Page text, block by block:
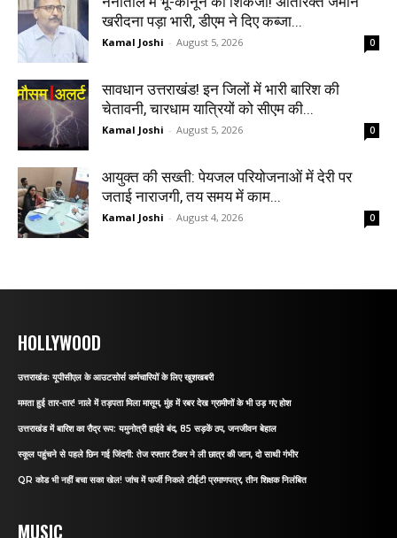
खरीदना पड़ा भारी, डीएम ने दिए कब्जा...
Kamal Joshi - August 5, 2026 0
सावधान उत्तराखंड! इन जिलों में भारी बारिश की
चेतावनी, चारधाम यात्रियों को सीएम की...
Kamal Joshi - August 5, 2026 0
आयुक्त की सख्ती: पेयजल परियोजनाओं में देरी पर
जताई नाराजगी, तय समय में काम...
Kamal Joshi - August 4, 2026 0
HOLLYWOOD
उत्तराखंडः यूपीसीएल के आउटसोर्स कर्मचारियों के लिए खुशखबरी
ममता हुई तार-तार! नाले में तड़पता मिला मासूम, मुंह में रबर देख ग्रामीणों के भी उड़ गए होश
उत्तराखंड में बारिश का रौद्र रूप: यमुनोत्री हाईवे बंद, 85 सड़कें ठप, जनजीवन बेहाल
स्कूल पहुंचने से पहले छिन गई जिंदगी: तेज रफ्तार टैंकर ने ली छात्र की जान, दो साथी गंभीर
QR कोड भी नहीं बचा सका खेल! जांच में फर्जी निकले टीईटी प्रमाणपत्र, तीन शिक्षक निलंबित
MUSIC